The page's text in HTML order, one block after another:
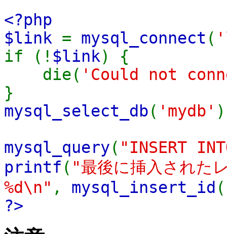
<?php
$link = mysql_connect (
if (! $link) {
die( 'Could not
}
mysql_select_db( 'mydb'
mysql_query( "INSERT
printf ( "最後に挿入された
%d\n" , mysql_insert_id
?>